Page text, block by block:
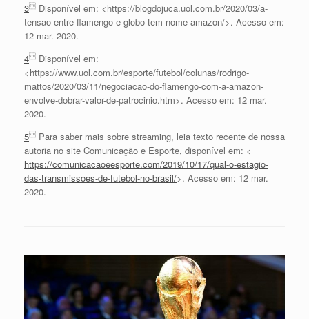
3 Disponível em: <https://blogdojuca.uol.com.br/2020/03/a-
tensao-entre-flamengo-e-globo-tem-nome-amazon/>. Acesso em:
12 mar. 2020.
4 Disponível em:
<https://www.uol.com.br/esporte/futebol/colunas/rodrigo-
mattos/2020/03/11/negociacao-do-flamengo-com-a-amazon-
envolve-dobrar-valor-de-patrocinio.htm>. Acesso em: 12 mar.
2020.
5 Para saber mais sobre streaming, leia texto recente de nossa
autoria no site Comunicação e Esporte, disponível em: <
https://comunicacaoeesporte.com/2019/10/17/qual-o-estagio-
das-transmissoes-de-futebol-no-brasil/>. Acesso em: 12 mar.
2020.